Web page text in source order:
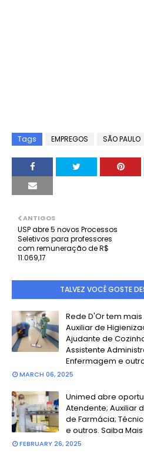
Tags EMPREGOS SÃO PAULO
ANTIGOS
USP abre 5 novos Processos
Seletivos para professores
com remuneração de R$
11.069,17
TALVEZ VOCÊ GOSTE
Rede D'Or tem
Auxiliar de
Ajudante de
Assistente
Enfermagem e
MARCH 06, 2025
Unimed abre
Atendente; Auxiliar
de Farmácia;
e outros. Saiba Mais
FEBRUARY 26, 2025